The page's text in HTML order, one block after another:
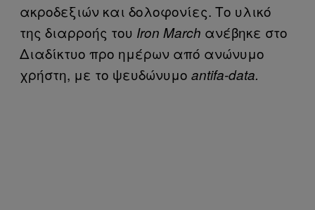
ακροδεξιών και δολοφονίες. Το υλικό
της διαρροής του Iron March ανέβηκε στο
Διαδίκτυο προ ημέρων από ανώνυμο
χρήστη, με το ψευδώνυμο antifa-data.